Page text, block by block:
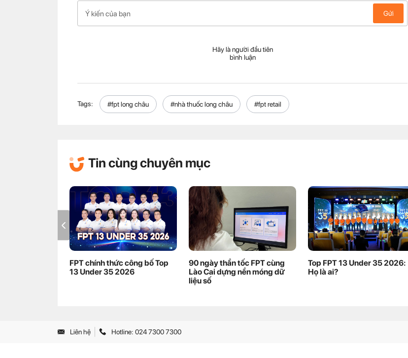
Gửi
Hãy là người đầu tiên
bình luận
Tags: #fpt long châu #nhà thuốc long châu #fpt retail
Tin cùng chuyên mục
FPT chính thức công bố Top
13 Under 35 2026
90 ngày thần tốc FPT cùng
Lào Cai dựng nền móng dữ
liệu số
Top FPT 13 Under 35 2026:
Họ là ai?
Liên hệ Hotline: 024 7300 7300